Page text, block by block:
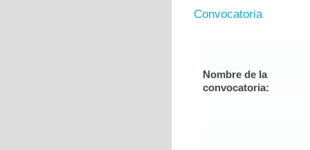
Convocatoria
Nombre de la
convocatoria: